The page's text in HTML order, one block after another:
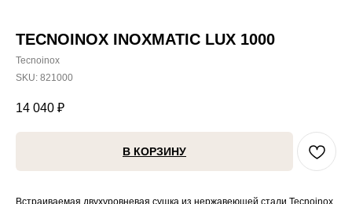
TECNOINOX INOXMATIC LUX 1000
Tecnoinox
SKU: 821000
14 040 ₽
В КОРЗИНУ